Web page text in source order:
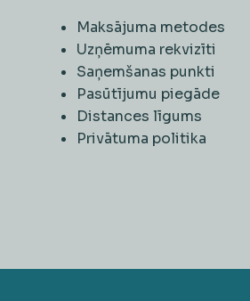
Maksājuma metodes
Uzņēmuma rekvizīti
Saņemšanas punkti
Pasūtījumu piegāde
Distances līgums
Privātuma politika